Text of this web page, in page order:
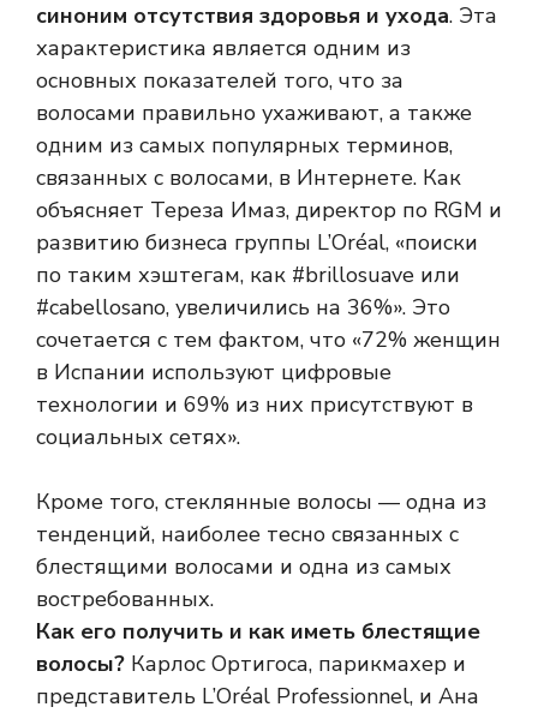
синоним отсутствия здоровья и ухода. Эта
характеристика является одним из
основных показателей того, что за
волосами правильно ухаживают, а также
одним из самых популярных терминов,
связанных с волосами, в Интернете. Как
объясняет Тереза ​​Имаз, директор по RGM и
развитию бизнеса группы L’Oréal, «поиски
по таким хэштегам, как #brillosuave или
#cabellosano, увеличились на 36%». Это
сочетается с тем фактом, что «72% женщин
в Испании используют цифровые
технологии и 69% из них присутствуют в
социальных сетях».
Кроме того, стеклянные волосы — одна из
тенденций, наиболее тесно связанных с
блестящими волосами и одна из самых
востребованных.
Как его получить и как иметь блестящие
волосы? Карлос Ортигоса, парикмахер и
представитель L’Oréal Professionnel, и Ана